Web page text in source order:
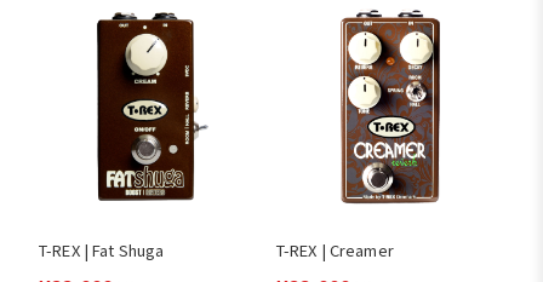
T-REX | Fat Shuga T-REX | Creamer